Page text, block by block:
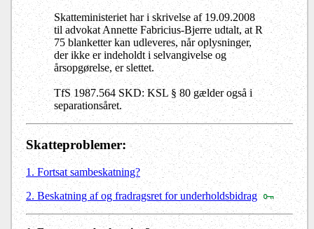
Skatteministeriet har i skrivelse af 19.09.2008
til advokat Annette Fabricius-Bjerre udtalt, at R
75 blanketter kan udleveres, når oplysninger,
der ikke er indeholdt i selvangivelse og
årsopgørelse, er slettet.
TfS 1987.564 SKD: KSL § 80 gælder også i
separationsåret.
Skatteproblemer:
1. Fortsat sambeskatning?
2. Beskatning af og fradragsret for underholdsbidrag